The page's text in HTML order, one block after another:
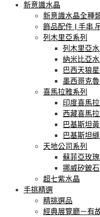
新意識水晶
新意識水晶全種
飾品配件 | 手串.
列木里亞系列
列木里亞
納米比亞
巴西天狼
墨西哥克
喜馬拉雅系列
印度喜馬
西藏喜馬
巴基斯坦
巴基斯坦
天地公司系列
蘇菲亞玫
挪威矽鈹石
超七紫水晶
手挑精選
精挑選品
經典展覽廳－有